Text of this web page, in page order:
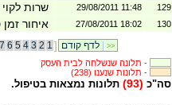
שרות לקוי 29/08/2011 11:48 129
איחור 27/08/2011 18:02 130
7 6 5 4 3 2 1 ] >>
תלונה שנשלחה לבית העסק -
(238) תלונות שנענו -
סה"כ (93) תלונות נמצאות בטיפול.